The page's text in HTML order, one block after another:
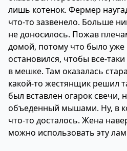
лишь котенок. Фермер
что-то зазвенело. Больше
не доносилось. Пожав
домой, потому что было уже
остановился, чтобы все-
в мешке. Там оказалась
какой-то жестянщик решил
был вставлен огарок свечи,
объеденный мышами. Ну, в
что-то досталось. Жена
можно использовать эту